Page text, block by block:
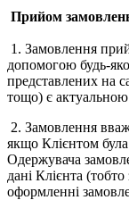
Прийом
1. Замовлення
допомогою будь-
представлених на
тощо) є актуальною
2. Замовлення
якщо Клієнтом
Одержувача
дані Клієнта
оформленні